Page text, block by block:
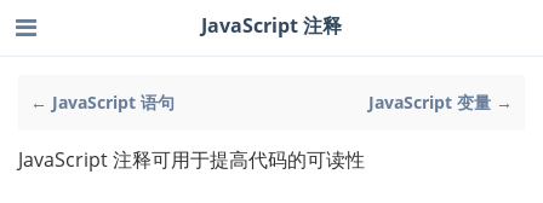
← JavaScript 语句 JavaScript 变量 →
JavaScript 注释
JavaScript 注释可用于提高代码的可读性